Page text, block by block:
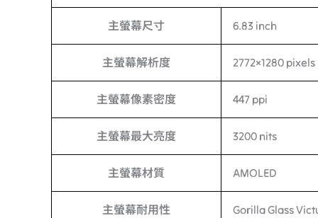
主螢幕尺寸 6.83 inch
主螢幕解析度 2772×1280 pixels
主螢幕像素密度 447 ppi
主螢幕最大亮度 3200 nits
主螢幕材質 AMOLED
主螢幕耐用性 Gorilla Glass